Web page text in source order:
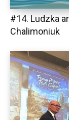
#14. Ludzka
Chalimoniuk